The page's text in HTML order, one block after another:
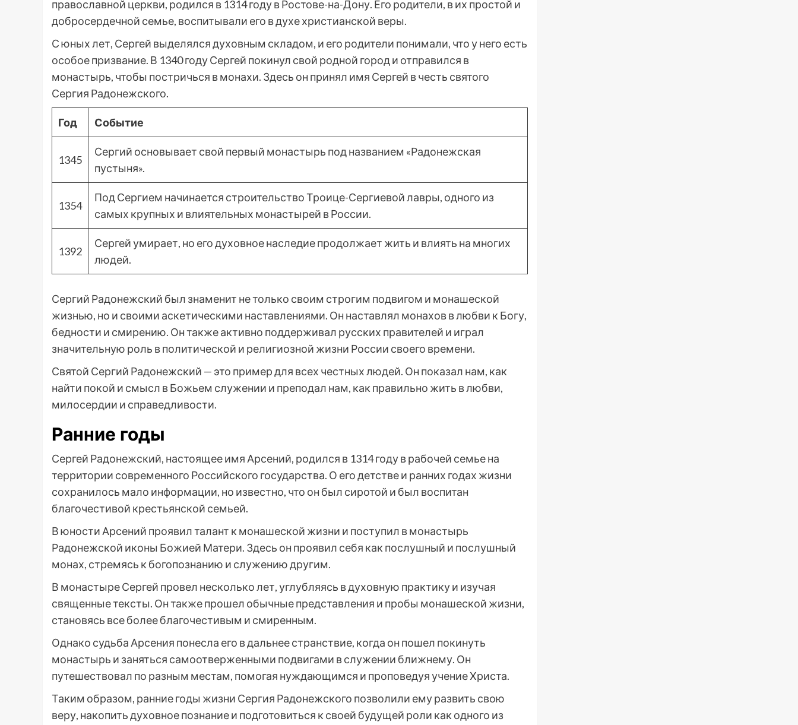
православной церкви, родился в 1314 году в Ростове-на-Дону. Его родители, в их простой и
добросердечной семье, воспитывали его в духе христианской веры.
С юных лет, Сергей выделялся духовным складом, и его родители понимали, что у него есть
особое призвание. В 1340 году Сергей покинул свой родной город и отправился в
монастырь, чтобы постричься в монахи. Здесь он принял имя Сергей в честь святого
Сергия Радонежского.
Год Событие
1345
Сергий основывает свой первый монастырь под названием «Радонежская
пустыня».
1354
Под Сергием начинается строительство Троице-Сергиевой лавры, одного из
самых крупных и влиятельных монастырей в России.
1392
Сергей умирает, но его духовное наследие продолжает жить и влиять на многих
людей.
Сергий Радонежский был знаменит не только своим строгим подвигом и монашеской
жизнью, но и своими аскетическими наставлениями. Он наставлял монахов в любви к Богу,
бедности и смирению. Он также активно поддерживал русских правителей и играл
значительную роль в политической и религиозной жизни России своего времени.
Святой Сергий Радонежский — это пример для всех честных людей. Он показал нам, как
найти покой и смысл в Божьем служении и преподал нам, как правильно жить в любви,
милосердии и справедливости.
Ранние годы
Сергей Радонежский, настоящее имя Арсений, родился в 1314 году в рабочей семье на
территории современного Российского государства. О его детстве и ранних годах жизни
сохранилось мало информации, но известно, что он был сиротой и был воспитан
благочестивой крестьянской семьей.
В юности Арсений проявил талант к монашеской жизни и поступил в монастырь
Радонежской иконы Божией Матери. Здесь он проявил себя как послушный и послушный
монах, стремясь к богопознанию и служению другим.
В монастыре Сергей провел несколько лет, углубляясь в духовную практику и изучая
священные тексты. Он также прошел обычные представления и пробы монашеской жизни,
становясь все более благочестивым и смиренным.
Однако судьба Арсения понесла его в дальнее странствие, когда он пошел покинуть
монастырь и заняться самоотверженными подвигами в служении ближнему. Он
путешествовал по разным местам, помогая нуждающимся и проповедуя учение Христа.
Таким образом, ранние годы жизни Сергия Радонежского позволили ему развить свою
веру, накопить духовное познание и подготовиться к своей будущей роли как одного из